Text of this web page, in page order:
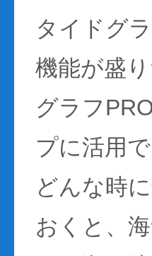
タイドグ
機能が盛
グラフ
プに活用で
どんな時
おくと、